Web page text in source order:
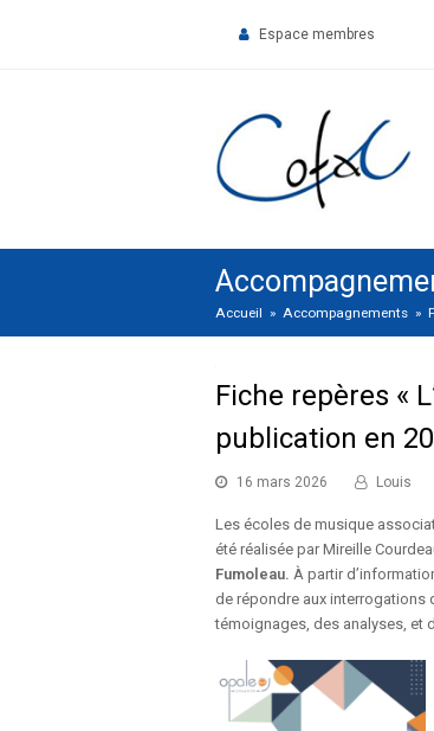
Espace membres
Accueil » Accompagnements »
Fiche repères «
publication en
16 mars 2026 Louis
Les écoles de musique
été réalisée par Mireille
Fumoleau. À partir
de répondre aux interrogations
témoignages, des analyses, et